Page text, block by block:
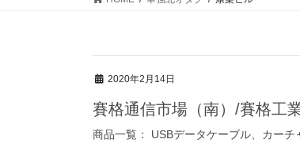
2020年2月14日
賽格通信市場（南）/賽格工
商品一覧： USBデータケーブル、カー